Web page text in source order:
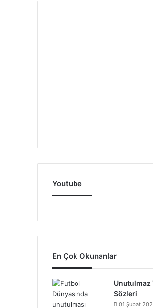
Youtube
En Çok Okunanlar
Unutulmaz
Sözleri
01 Şubat